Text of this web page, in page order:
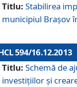
Titlu: Stabilirea
municipiul Braşov
594/16.12.2013
Titlu: Schemă de
investiţiilor şi